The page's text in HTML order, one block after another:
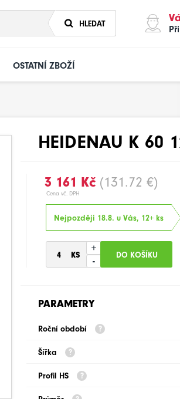
HLEDAT
OSTATNÍ ZBOŽÍ
HEIDENAU K 60
3 161 Kč (131.72 €)
Cena vč. DPH
Nejpozději 18.8. u Vás, 12+ ks
+
-
PARAMETRY
Roční období
Šířka
Profil HS